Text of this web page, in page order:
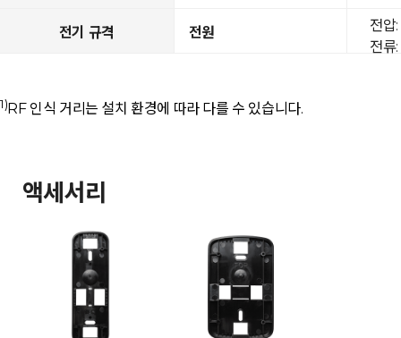
전기 규격 전원
전압
전류
1)RF 인식 거리는 설치 환경에 따라 다를 수 있습니다.
액세서리